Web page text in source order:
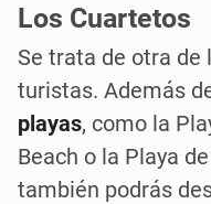
Los Cuartetos
Se trata de otra de
turistas. Además
playas, como la
Beach o la Playa
también podrás